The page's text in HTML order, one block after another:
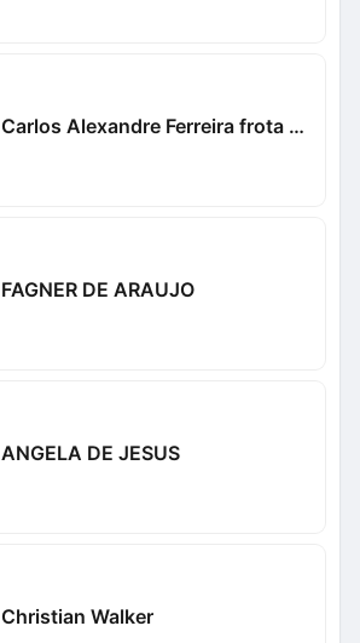
Carlos Alexandre Ferreira frota Alexandre
FAGNER DE ARAUJO
ANGELA DE JESUS
Christian Walker